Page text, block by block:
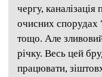
чергу,
очисних спорудах
тощо. Але
річку. Весь цей
працювати,